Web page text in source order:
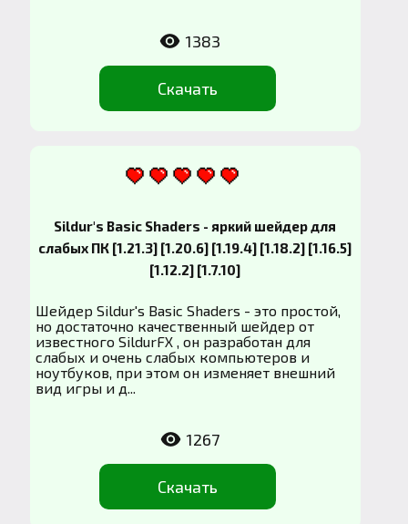
Скачать
1383
Sildur's Basic Shaders - яркий шейдер для
слабых ПК [1.21.3] [1.20.6] [1.19.4] [1.18.2] [1.16.5]
[1.12.2] [1.7.10]
Шейдер Sildur's Basic Shaders - это простой,
но достаточно качественный шейдер от
известного SildurFX , он разработан для
слабых и очень слабых компьютеров и
ноутбуков, при этом он изменяет внешний
вид игры и д...
Скачать
1267